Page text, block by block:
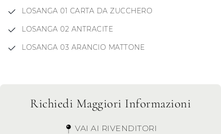
LOSANGA 01 CARTA DA ZUCCHERO
LOSANGA 02 ANTRACITE
LOSANGA 03 ARANCIO MATTONE
Richiedi Maggiori Informazioni
VAI AI RIVENDITORI